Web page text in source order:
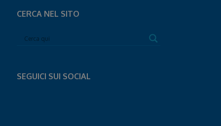
CERCA NEL SITO
SEGUICI SUI SOCIAL